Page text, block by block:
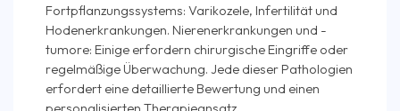
Fortpflanzungssystems: Varikozele, Infertilität und
Hodenerkrankungen. Nierenerkrankungen und -
tumore: Einige erfordern chirurgische Eingriffe oder
regelmäßige Überwachung. Jede dieser Pathologien
erfordert eine detaillierte Bewertung und einen